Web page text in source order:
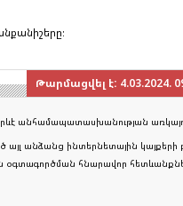
Թարմացվել է: 4.03.2024.
անհամապատասխանության
անձանց ինտերնետային
օգտագործման հնարավոր